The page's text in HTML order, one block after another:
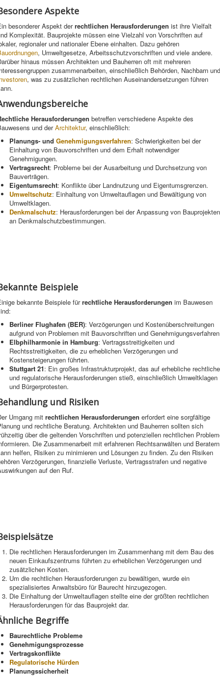
Aspekte
besonderer Aspekt derrechtlichen Herausforderungen ist ihre Vielfalt
Komplexität. Bauprojekte müssen eine Vielzahl von Vorschriften auf
regionaler und nationaler Ebene einhalten. Dazu gehören
, Umweltgesetze, Arbeitsschutzvorschriften und viele andere.
hinaus müssen Architekten und Bauherren oft mit mehreren
zusammenarbeiten, einschließlich Behörden, Nachbarn und
, was zu zusätzlichen rechtlichen Auseinandersetzungen führen
Herausforderungen betreffen verschiedene Aspekte des
und derArchitektur, einschließlich:
Planungs- und Genehmigungsverfahren: Schwierigkeiten bei der
Einhaltung von Bauvorschriften und dem Erhalt notwendiger
Genehmigungen.
Vertragsrecht: Probleme bei der Ausarbeitung und Durchsetzung von
Bauverträgen.
Eigentumsrecht: Konflikte über Landnutzung und Eigentumsgrenzen.
Umweltschutz: Einhaltung von Umweltauflagen und Bewältigung von
Umweltklagen.
Denkmalschutz: Herausforderungen bei der Anpassung von Bauprojekten
an Denkmalschutzbestimmungen.
Beispiele
bekannte Beispiele fürrechtliche Herausforderungen im Bauwesen
Berliner Flughafen (BER): Verzögerungen und Kostenüberschreitungen
aufgrund von Problemen mit Bauvorschriften und
Elbphilharmonie in Hamburg: Vertragsstreitigkeiten und
Rechtsstreitigkeiten, die zu erheblichen Verzögerungen und
Kostensteigerungen führten.
Stuttgart 21: Ein großes Infrastrukturprojekt, das auf erhebliche rechtliche
und regulatorische Herausforderungen stieß, einschließlich Umweltklagen
und Bürgerprotesten.
und Risiken
Umgang mit rechtlichen Herausforderungen erfordert eine sorgfältige
und rechtliche Beratung. Architekten und Bauherren sollten sich
über die geltenden Vorschriften und potenziellen rechtlichen
Die Zusammenarbeit mit erfahrenen Rechtsanwälten und Beratern
helfen, Risiken zu minimieren und Lösungen zu finden. Zu den Risiken
Verzögerungen, finanzielle Verluste, Vertragsstrafen und negative
auf den Ruf.
Die rechtlichen Herausforderungen im Zusammenhang mit dem Bau des
neuen Einkaufszentrums führten zu erheblichen Verzögerungen und
zusätzlichen Kosten.
Um die rechtlichen Herausforderungen zu bewältigen, wurde ein
spezialisiertes Anwaltsbüro für Baurecht hinzugezogen.
Die Einhaltung der Umweltauflagen stellte eine der größten rechtlichen
Herausforderungen für das Bauprojekt dar.
Begriffe
Baurechtliche Probleme
Genehmigungsprozesse
Vertragskonflikte
Regulatorische Hürden
Planungssicherheit